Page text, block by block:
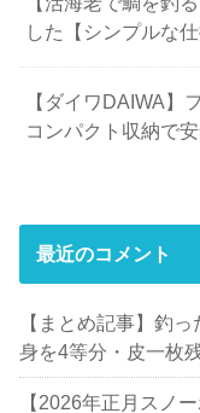
した【シンプルな仕
【ダイワDAIWA】
コンパクト収納で安
最近のコメント
【まとめ記事】釣
身を4等分・皮一枚
【2026年正月スノ